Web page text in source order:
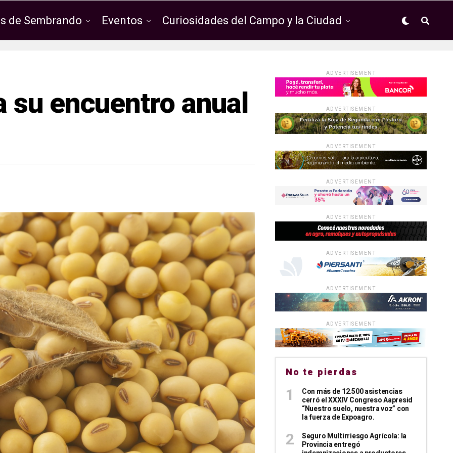
de Sembrando Eventos Curiosidades del Campo y la Ciudad
su encuentro anual
ADVERTISEMENT
ADVERTISEMENT
ADVERTISEMENT
ADVERTISEMENT
ADVERTISEMENT
ADVERTISEMENT
ADVERTISEMENT
ADVERTISEMENT
No te pierdas
Con más de 12.500 asistencias
cerró el XXXIV Congreso Aapresid
“Nuestro suelo, nuestra voz” con
la fuerza de Expoagro.
Seguro Multirriesgo Agrícola: la
Provincia entregó